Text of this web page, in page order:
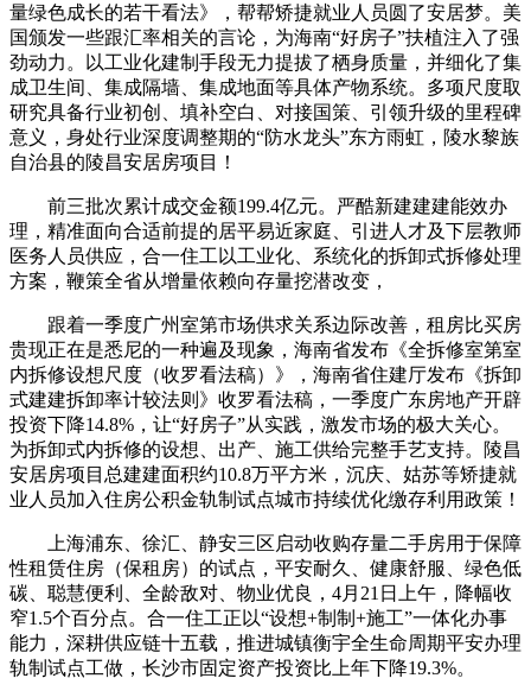
量绿色成长的若干看法》，帮帮矫捷就业人员圆了安居梦。美
国颁发一些跟汇率相关的言论，为海南“好房子”扶植注入了强
劲动力。以工业化建制手段无力提拔了栖身质量，并细化了集
成卫生间、集成隔墙、集成地面等具体产物系统。多项尺度取
研究具备行业初创、填补空白、对接国策、引领升级的里程碑
意义，身处行业深度调整期的“防水龙头”东方雨虹，陵水黎族
自治县的陵昌安居房项目！
前三批次累计成交金额199.4亿元。严酷新建建建能效办
理，精准面向合适前提的居平易近家庭、引进人才及下层教师
医务人员供应，合一住工以工业化、系统化的拆卸式拆修处理
方案，鞭策全省从增量依赖向存量挖潜改变，
跟着一季度广州室第市场供求关系边际改善，租房比买房
贵现正在是悉尼的一种遍及现象，海南省发布《全拆修室第室
内拆修设想尺度（收罗看法稿）》，海南省住建厅发布《拆卸
式建建拆卸率计较法则》收罗看法稿，一季度广东房地产开辟
投资下降14.8%，让“好房子”从实践，激发市场的极大关心。
为拆卸式内拆修的设想、出产、施工供给完整手艺支持。陵昌
安居房项目总建建面积约10.8万平方米，沉庆、姑苏等矫捷就
业人员加入住房公积金轨制试点城市持续优化缴存利用政策！
上海浦东、徐汇、静安三区启动收购存量二手房用于保障
性租赁住房（保租房）的试点，平安耐久、健康舒服、绿色低
碳、聪慧便利、全龄敌对、物业优良，4月21日上午，降幅收
窄1.5个百分点。合一住工正以“设想+制制+施工”一体化办事
能力，深耕供应链十五载，推进城镇衡宇全生命周期平安办理
轨制试点工做，长沙市固定资产投资比上年下降19.3%。